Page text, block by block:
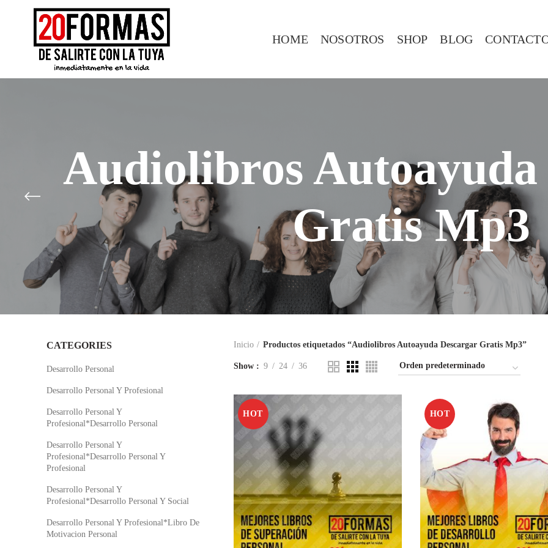
HOME NOSOTROS SHOP BLOG
Audiolibros Autoayuda
Gratis Mp3
Inicio Productos etiquetados “Audiolibros Autoayuda Descargar Gratis Mp3”
Show 9 24 36
HOT HOT
CATEGORIES
Desarrollo Personal
Desarrollo Personal Y Profesional
Desarrollo Personal Y
Profesional*Desarrollo Personal
Desarrollo Personal Y
Profesional*Desarrollo Personal Y
Profesional
Desarrollo Personal Y
Profesional*Desarrollo Personal Y Social
Desarrollo Personal Y Profesional*Libro De
Motivacion Personal